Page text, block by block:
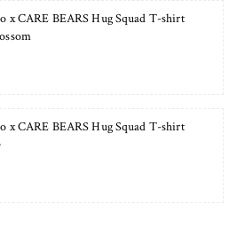
x CARE BEARS Hug Squad T-shirt
x CARE BEARS Hug Squad T-shirt